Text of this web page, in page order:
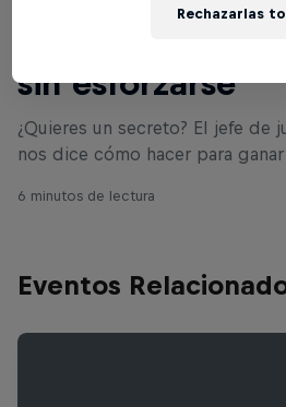
sin esforzarse
¿Quieres un secreto? El jefe de
nos dice cómo hacer para ganar
6 minutos de lectura
Eventos
Rechazarlas